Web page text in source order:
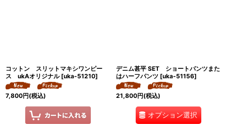
コットン スリットマキシワンピー
ス ukAオリジナル [uka-51210]
7,800円(税込)
デニム甚平 SET ショートパンツまた
はハーフパンツ [uka-51156]
21,800円(税込)
オプション選択